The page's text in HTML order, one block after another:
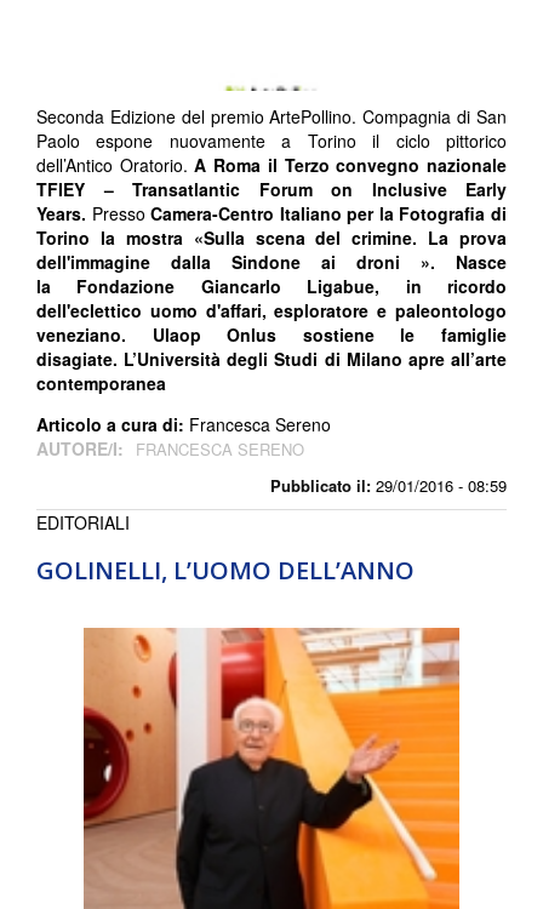
Pubblicato il: 29/01/2016 - 08:59
Seconda Edizione del premio ArtePollino. Compagnia di San
Paolo espone nuovamente a Torino il ciclo pittorico
dell’Antico Oratorio.A Roma il Terzo convegno nazionale
TFIEY – Transatlantic Forum on Inclusive Early
Years. PressoCamera-Centro Italiano per la Fotografia di
Torino la mostra «Sulla scena del crimine. La prova
dell'immagine dalla Sindone ai droni ». Nasce
la Fondazione Giancarlo Ligabue, in ricordo
dell'eclettico uomo d'affari, esploratore e paleontologo
veneziano. Ulaop Onlus sostiene le famiglie
disagiate. L’Università degli Studi di Milano apre all’arte
contemporanea
Articolo a cura di: Francesca Sereno
AUTORE/I:
FRANCESCA SERENO
GOLINELLI, L’UOMO DELL’ANNO
EDITORIALI